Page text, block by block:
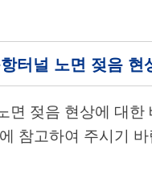
터널 노면 젖음 현
면 젖음 현상에 대한
참고하여 주시기